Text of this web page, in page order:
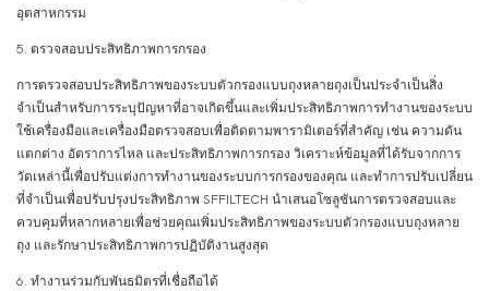
อุตสาหกรรม
5. ตรวจสอบประสิทธิภาพการกรอง
การตรวจสอบประสิทธิภาพของระบบตัวกรองแบบถุงหลายถุงเป็นประจำเป็นสิ่ง
จำเป็นสำหรับการระบุปัญหาที่อาจเกิดขึ้นและเพิ่มประสิทธิภาพการทำงานของระบบ
ใช้เครื่องมือและเครื่องมือตรวจสอบเพื่อติดตามพารามิเตอร์ที่สำคัญ เช่น ความดัน
แตกต่าง อัตราการไหล และประสิทธิภาพการกรอง วิเคราะห์ข้อมูลที่ได้รับจากการ
วัดเหล่านี้เพื่อปรับแต่งการทำงานของระบบการกรองของคุณ และทำการปรับเปลี่ยน
ที่จำเป็นเพื่อปรับปรุงประสิทธิภาพ SFFILTECH นำเสนอโซลูชันการตรวจสอบและ
ควบคุมที่หลากหลายเพื่อช่วยคุณเพิ่มประสิทธิภาพของระบบตัวกรองแบบถุงหลาย
ถุง และรักษาประสิทธิภาพการปฏิบัติงานสูงสุด
6. ทำงานร่วมกับพันธมิตรที่เชื่อถือได้